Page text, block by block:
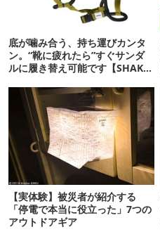
底が噛み合う、持ち運びカンタ
ン。“靴に疲れたら”すぐサンダ
ルに履き替え可能です【SHAKA
【実体験】被災者が紹介する
「停電で本当に役立った」7つの
アウトドアギア